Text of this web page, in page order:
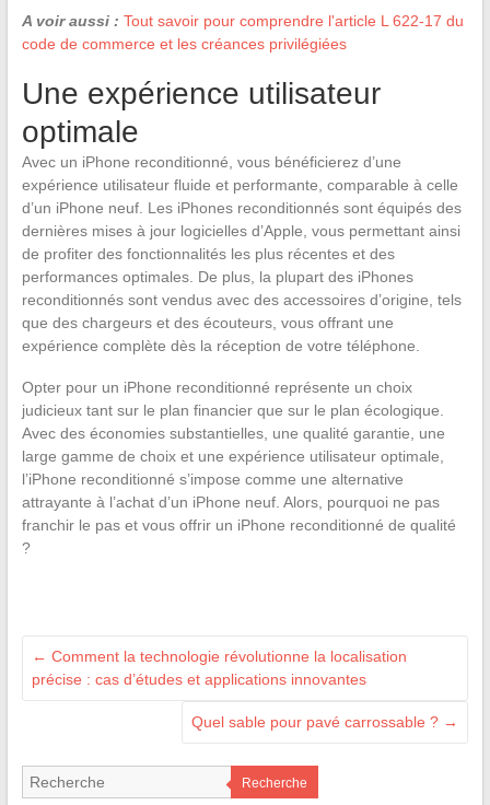
A voir aussi : Tout savoir pour comprendre l'article L 622-17 du
code de commerce et les créances privilégiées
Une expérience utilisateur
optimale
Avec un iPhone reconditionné, vous bénéficierez d’une
expérience utilisateur fluide et performante, comparable à celle
d’un iPhone neuf. Les iPhones reconditionnés sont équipés des
dernières mises à jour logicielles d’Apple, vous permettant ainsi
de profiter des fonctionnalités les plus récentes et des
performances optimales. De plus, la plupart des iPhones
reconditionnés sont vendus avec des accessoires d’origine, tels
que des chargeurs et des écouteurs, vous offrant une
expérience complète dès la réception de votre téléphone.
Opter pour un iPhone reconditionné représente un choix
judicieux tant sur le plan financier que sur le plan écologique.
Avec des économies substantielles, une qualité garantie, une
large gamme de choix et une expérience utilisateur optimale,
l’iPhone reconditionné s’impose comme une alternative
attrayante à l’achat d’un iPhone neuf. Alors, pourquoi ne pas
franchir le pas et vous offrir un iPhone reconditionné de qualité
?
← Comment la technologie révolutionne la localisation
précise : cas d’études et applications innovantes
Quel sable pour pavé carrossable ? →
Recherche